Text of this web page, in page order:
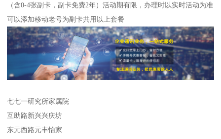
（含0-4张副卡，副卡免费2年）活动期有限，办理时以实时活动为准
可以添加移动老号为副卡共用以上套餐
七七一研究所家属院
互助路新兴兴庆坊
东元西路元丰怡家